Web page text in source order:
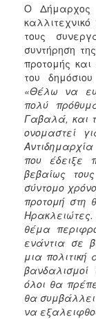
Ο Δήμαρχος
τους
συντήρηση
προτομής
του
«Θέλω να
πολύ
Γαβαλά, και
ονομαστεί
που έδειξε
βεβαίως
σύντομο
προτομή στη
θέμα
ενάντια σε
μια
όλοι θα
θα συμβάλλει
να